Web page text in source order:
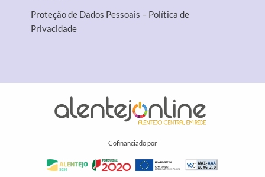
Proteção de Dados Pessoais – Política de
Privacidade
Cofinanciado por